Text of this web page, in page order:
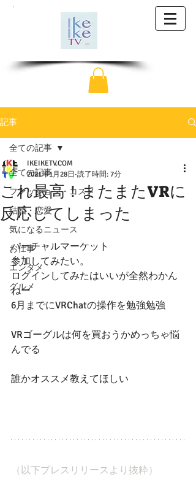
記事
全ての記事
ファッション・コスメ
結婚・恋愛
気になるニュース
お仕事
エンタメ
グルメ
全ての記事
これ最高！またまたVRに
反応してしまった
IKEIKETV.COM
2021年1月28日 読了時間: 7分
バーチャルマーケット
参加してみたい。
ログインしてみたはいいが全然わかん
ねー
6月までにVRChatの操作を勉強勉強
VRゴーグルは何を買おうかめっちゃ悩
んでる
誰かオススメ教えてほしい
（以下プレスリリースより抜粋）